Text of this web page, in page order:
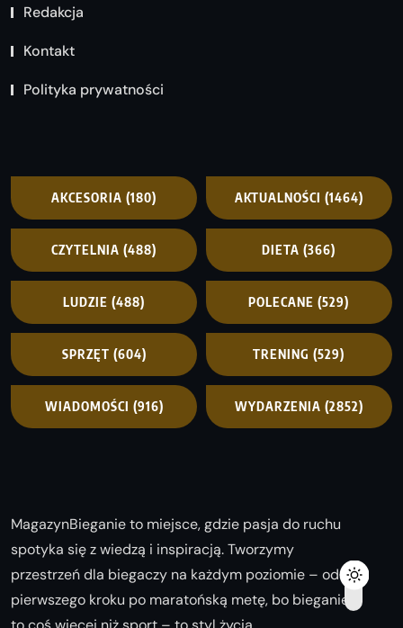
Redakcja
Kontakt
Polityka prywatności
AKCESORIA (180) AKTUALNOŚCI (1464)
CZYTELNIA (488) DIETA (366)
LUDZIE (488) POLECANE (529)
SPRZĘT (604) TRENING (529)
WIADOMOŚCI (916) WYDARZENIA (2852)
MagazynBieganie to miejsce, gdzie pasja do ruchu
spotyka się z wiedzą i inspiracją. Tworzymy
przestrzeń dla biegaczy na każdym poziomie – od
pierwszego kroku po maratońską metę, bo bieganie